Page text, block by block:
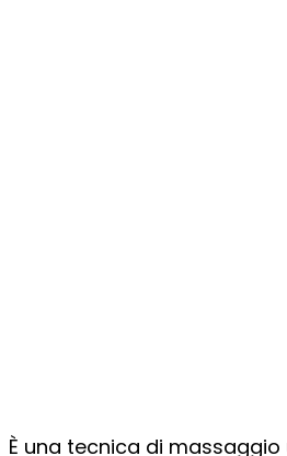
È una tecnica di